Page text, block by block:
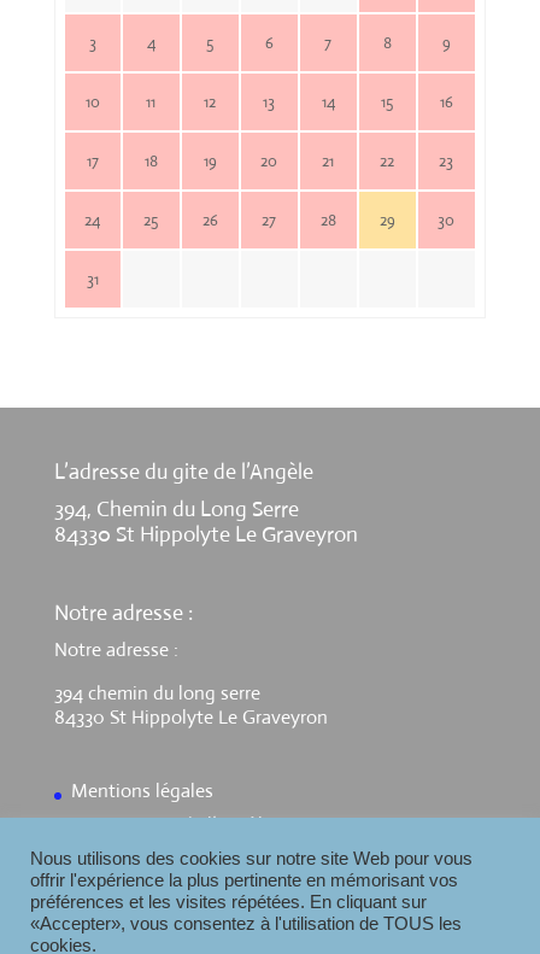
3 4 5 6 7 8 9
10 11 12 13 14 15 16
17 18 19 20 21 22 23
24 25 26 27 28 29 30
31
L’adresse du gite de l’Angèle
394, Chemin du Long Serre
84330 St Hippolyte Le Graveyron
Notre adresse :
Notre adresse :
394 chemin du long serre
84330 St Hippolyte Le Graveyron
Mentions légales
Contact Gite de l’Angèle
Nous utilisons des cookies sur notre site Web pour vous
offrir l'expérience la plus pertinente en mémorisant vos
préférences et les visites répétées. En cliquant sur
«Accepter», vous consentez à l'utilisation de TOUS les
cookies.